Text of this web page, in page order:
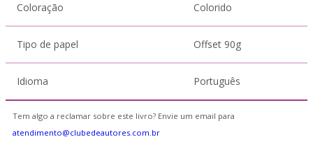
Coloração Colorido
Tipo de papel Offset 90g
Idioma Português
Tem algo a reclamar sobre este livro? Envie um email para
atendimento@clubedeautores.com.br